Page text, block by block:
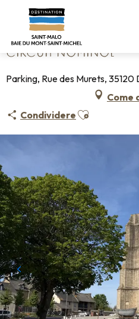
contenu
principal
Home Circuit Nominoë
CIRCUIT NOMINOË
Parking, Rue des Murets,
Come
Condividere Ajouter aux